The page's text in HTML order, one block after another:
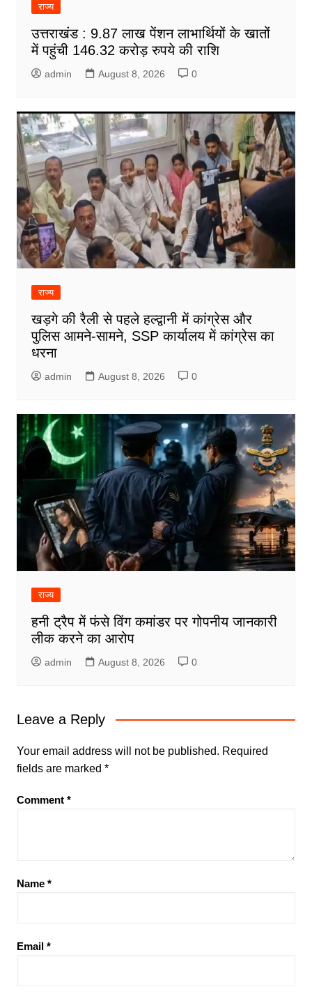
राज्य
उत्तराखंड : 9.87 लाख पेंशन लाभार्थियों के खातों
में पहुंची 146.32 करोड़ रुपये की राशि
admin August 8, 2026 0
राज्य
खड़गे की रैली से पहले हल्द्वानी में कांग्रेस और
पुलिस आमने-सामने, SSP कार्यालय में कांग्रेस का
धरना
admin August 8, 2026 0
राज्य
हनी ट्रैप में फंसे विंग कमांडर पर गोपनीय जानकारी
लीक करने का आरोप
admin August 8, 2026 0
Leave a Reply
Your email address will not be published. Required
fields are marked *
Comment *
Name *
Email *